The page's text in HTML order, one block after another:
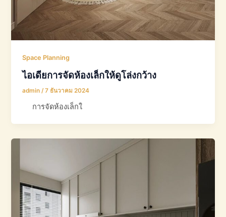
Space Planning
ไอเดียการจัดห้องเล็กให้ดูโล่งกว้าง
admin /7 ธันวาคม 2024
การจัดห้องเล็กใ